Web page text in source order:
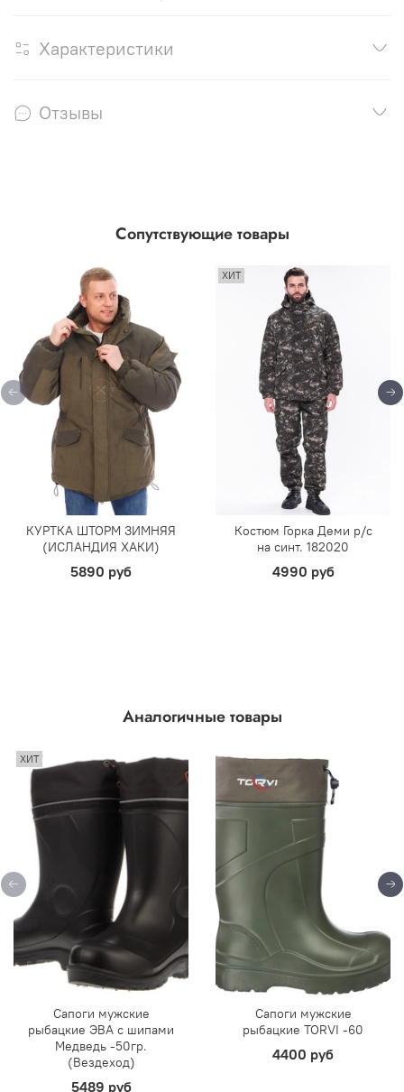
Характеристики
Отзывы
Сопутствующие товары
КУРТКА ШТОРМ ЗИМНЯЯ
(ИСЛАНДИЯ ХАКИ)
5890 руб
ХИТ
Костюм Горка Деми р/c
на синт. 182020
4990 руб
Аналогичные товары
ХИТ
Сапоги мужские
рыбацкие ЭВА с шипами
Медведь -50гр.
(Вездеход)
5489 руб
Сапоги мужские
рыбацкие TORVI -60
4400 руб